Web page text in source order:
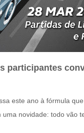
participantes
este ano à fórmula
novidade: todo vão